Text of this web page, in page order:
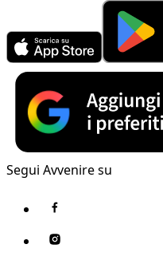
Segui Avvenire su